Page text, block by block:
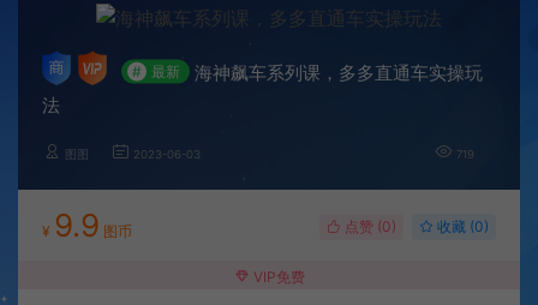
# 最新
海神飙车系列课，多多直通车实操玩
法
图图 2023-06-03 719
¥ 9.9 图币 点赞 (0) 收藏 (0)
VIP免费